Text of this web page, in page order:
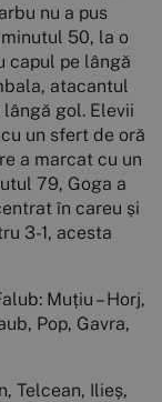
nu a pus
50, la o
capul pe lângă
atacantul
gol. Elevii
un sfert de oră
a marcat cu un
79, Goga a
în careu și
3-1, acesta
Muțiu – Horj,
Pop, Gavra,
Telcean, Ilieș,